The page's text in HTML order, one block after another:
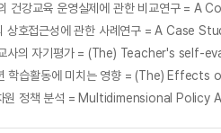
조의 상호접근성에 관한 사례연구 =
교사의 자기평가 = (The) Teacher's
년 학습활동에 미치는 영향 = (The)
차원 정책 분석 = Multidimensional